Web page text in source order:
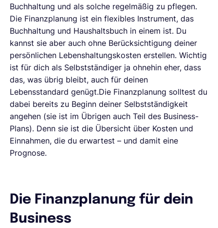
Buchhaltung und als solche regelmäßig zu pflegen.
Die Finanzplanung ist ein flexibles Instrument, das
Buchhaltung und Haushaltsbuch in einem ist. Du
kannst sie aber auch ohne Berücksichtigung deiner
persönlichen Lebenshaltungskosten erstellen. Wichtig
ist für dich als Selbstständiger ja ohnehin eher, dass
das, was übrig bleibt, auch für deinen
Lebensstandard genügt.Die Finanzplanung solltest du
dabei bereits zu Beginn deiner Selbstständigkeit
angehen (sie ist im Übrigen auch Teil des Business-
Plans). Denn sie ist die Übersicht über Kosten und
Einnahmen, die du erwartest – und damit eine
Prognose.
Die Finanzplanung für dein
Business